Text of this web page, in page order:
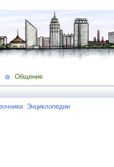
Общение
Энциклопедии